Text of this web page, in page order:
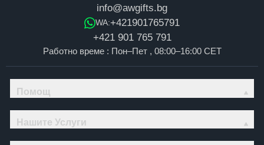
info@awgifts.bg
WA:+421901765791
+421 901 765 791
Работно време : Пон–Пет , 08:00–16:00 CET
Помощ
Нашите Услуги